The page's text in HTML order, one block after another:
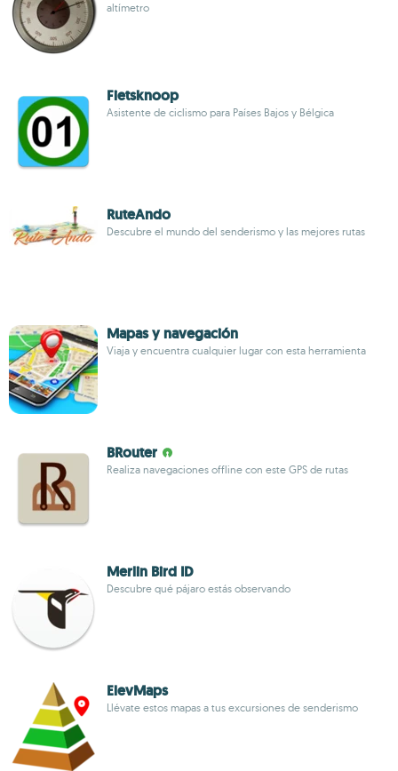
altímetro
Fietsknoop
Asistente de ciclismo para Países Bajos y Bélgica
RuteAndo
Descubre el mundo del senderismo y las mejores rutas
Mapas y navegación
Viaja y encuentra cualquier lugar con esta herramienta
BRouter
Realiza navegaciones offline con este GPS de rutas
Merlin Bird ID
Descubre qué pájaro estás observando
ElevMaps
Llévate estos mapas a tus excursiones de senderismo